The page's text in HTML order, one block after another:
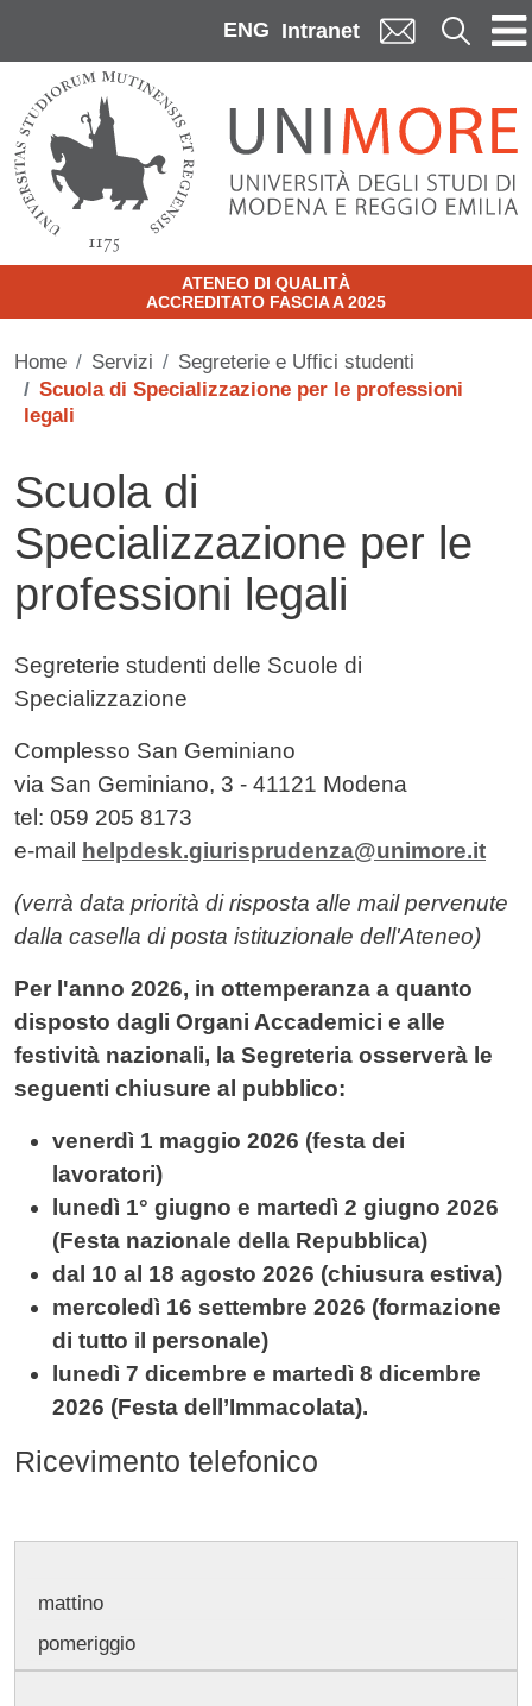
ENG Intranet Cerca
ATENEO DI QUALITÀ
ACCREDITATO FASCIA A 2025
Home Servizi
Segreterie e Uffici studenti
Scuola di Specializzazione per le professioni
legali
Scuola di
Specializzazione per le
professioni legali
Contenuto
Segreterie studenti delle Scuole di
Specializzazione
Complesso San Geminiano
via San Geminiano, 3 - 41121 Modena
tel: 059 205 8173
e-mail
helpdesk.giurisprudenza@unimore.it
(verrà data priorità di risposta alle mailpervenute
dalla casella di posta istituzionale dell'Ateneo)
Per l'anno 2026, in ottemperanza a quanto
disposto dagli Organi Accademici e alle
festività nazionali, la Segreteria osserverà le
seguenti chiusure al pubblico:
venerdì 1 maggio 2026 (festa dei
lavoratori)
lunedì 1° giugno e martedì 2 giugno 2026
(Festa nazionale della Repubblica)
dal 10 al 18 agosto 2026 (chiusura estiva)
mercoledì 16 settembre 2026 (formazione
di tutto il personale)
lunedì 7 dicembre e martedì 8 dicembre
2026 (Festa dell’Immacolata).
Ricevimento telefonico
mattino
pomeriggio